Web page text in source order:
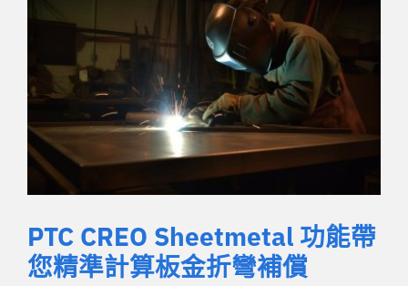
PTC CREO Sheetmetal 功能帶
您精準計算板金折彎補償